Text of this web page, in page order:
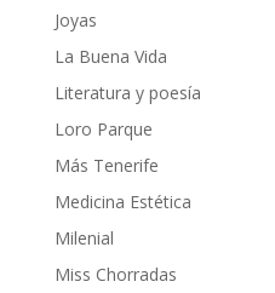
Joyas
La Buena Vida
Literatura y poesía
Loro Parque
Más Tenerife
Medicina Estética
Milenial
Miss Chorradas